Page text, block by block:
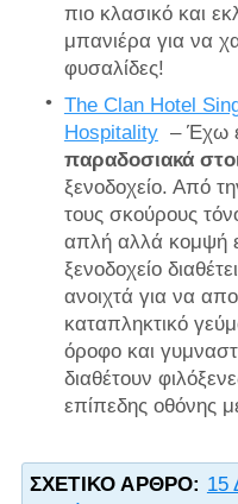
πιο κλασικό και
μπανιέρα για να
φυσαλίδες!
The Clan Hotel
Hospitality– Έχω
παραδοσιακά
ξενοδοχείο. Από
τους σκούρους
απλή αλλά κομψή
ξενοδοχείο
ανοιχτά για να
καταπληκτικό
όροφο και
διαθέτουν
επίπεδης οθόνης
ΣΧΕΤΙΚΌ ΆΡΘΡΟ: 15